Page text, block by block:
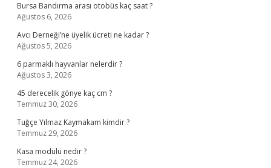
Bursa Bandırma arası otobüs kaç saat ?
Ağustos 6, 2026
Avcı Derneği’ne üyelik ücreti ne kadar ?
Ağustos 5, 2026
6 parmaklı hayvanlar nelerdir ?
Ağustos 3, 2026
45 derecelik gönye kaç cm ?
Temmuz 30, 2026
Tuğçe Yılmaz Kaymakam kimdir ?
Temmuz 29, 2026
Kasa modülü nedir ?
Temmuz 24, 2026